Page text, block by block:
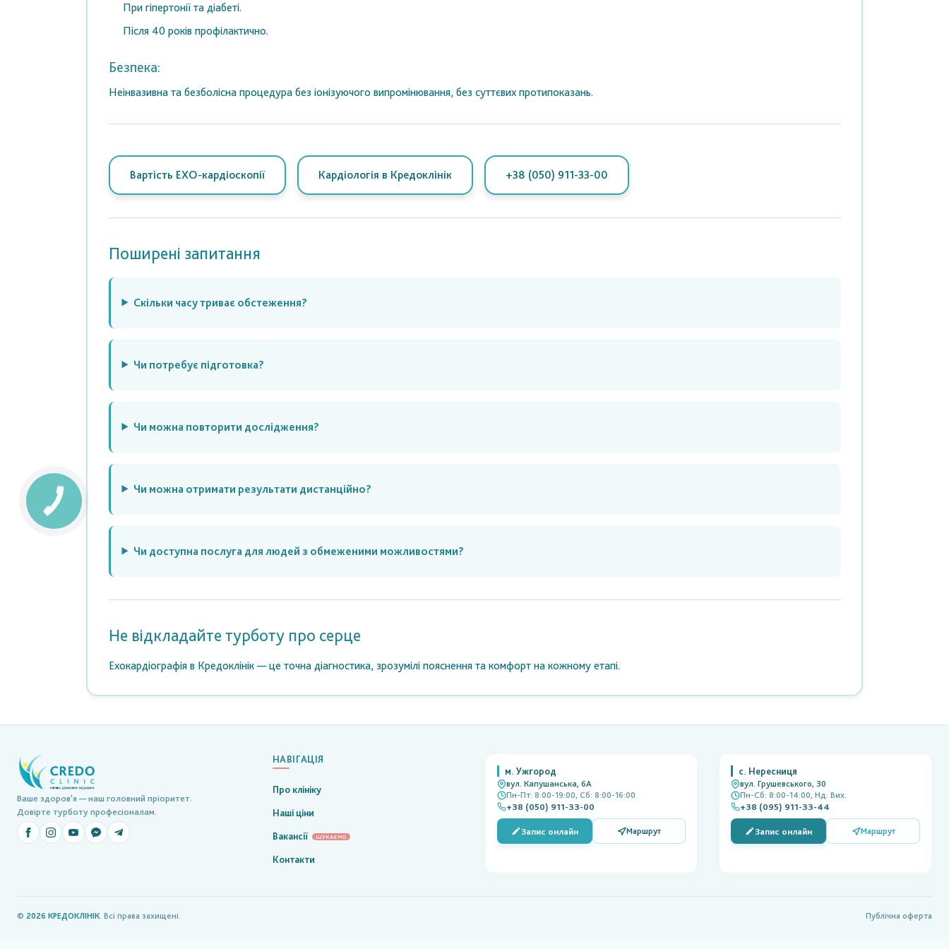
При гіпертонії та діабеті.
Після 40 років профілактично.
Безпека:
Неінвазивна та безболісна процедура без іонізуючого випромінювання, без суттєвих протипоказань.
Вартість ЕХО-кардіоскопії Кардіологія в Кредоклінік +38 (050) 911-33-00
Поширені запитання
Скільки часу триває обстеження?
Чи потребує підготовка?
Чи можна повторити дослідження?
Чи можна отримати результати дистанційно?
Чи доступна послуга для людей з обмеженими можливостями?
Не відкладайте турботу про серце
Ехокардіографія в Кредоклінік — це точна діагностика, зрозумілі пояснення та комфорт на кожному етапі.
Ваше здоров'я — наш головний пріоритет.
Довірте турботу професіоналам.
НАВІГАЦІЯ
Про клініку
Наші ціни
Вакансії ШУКАЄМО
Контакти
м. Ужгород
вул. Капушанська, 6А
Пн-Пт: 8:00-19:00, Сб: 8:00-16:00
+38 (050) 911-33-00
Запис онлайн Маршрут
с. Нересниця
вул. Грушевського, 30
Пн-Сб: 8:00-14:00, Нд: Вих.
+38 (095) 911-33-44
Запис онлайн Маршрут
© 2026 КРЕДОКЛІНІК. Всі права захищені. Публічна оферта